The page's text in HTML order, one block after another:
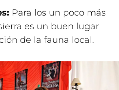
Para los un poco más
es un buen lugar
de la fauna local.